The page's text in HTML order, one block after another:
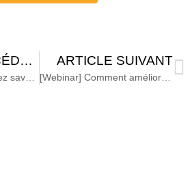
ARTICLE PRÉCÉDENT
Tout ce que vous devez savoir sur la préparation des données
ARTICLE SUIVANT
[Webinar] Comment améliorer la qualité de vos données pour vos Data Scientists?